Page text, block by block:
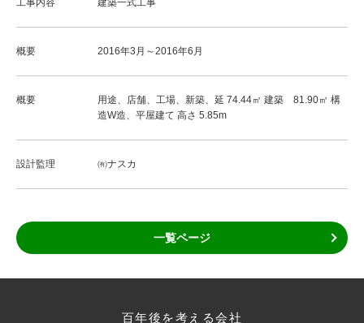
工事内容 建築一式工事
概要 2016年3月～2016年6月
概要
用途、店舗、工場、新築、延 74.44㎡ 建築 81.90㎡ 構
造W造、平屋建て 高さ 5.85m
設計監理 ㈲ナスカ
一覧ページ
百年後を考える会社